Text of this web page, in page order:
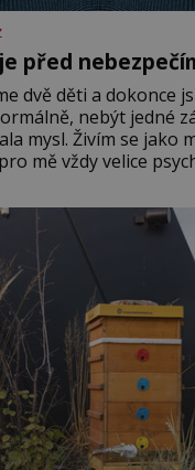
před
dvě děti a dokonce
nebýt jedné
mysl. Živím se jako
mě vždy velice
co se hlídání